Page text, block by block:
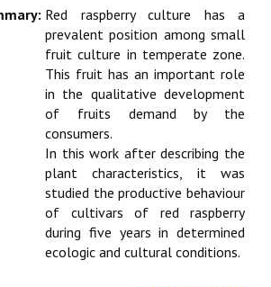
as
Especial
Red raspberry culture has a
prevalent position among small
fruit culture in temperate zone.
This fruit has an important role
in the qualitative development
of fruits demand by the
consumers.
In this work after describing the
plant characteristics, it was
studied the productive behaviour
of cultivars of red raspberry
during five years in determined
ecologic and cultural conditions.